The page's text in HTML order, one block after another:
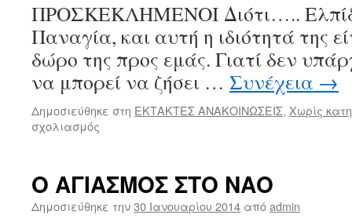
ΠΡΟΣΚΕΚΛΗΜΕΝΟΙ Διότι…..
Παναγία, και αυτή η ιδιότητά της
δώρο της προς εμάς. Γιατί δεν
να μπορεί να ζήσει … Συνέχεια →
Δημοσιεύθηκε στη ΕΚΤΑΚΤΕΣ ΑΝΑΚΟΙΝΩΣΕΙΣ, Χωρίς
σχολιασμός
ΑΣΤΕΝ
ΣΑΒΒΑΤΟ
Ο ΑΓΙΑΣΜΟΣ ΣΤΟ ΝΑΟ
Δημοσιεύθηκε την30 Ιανουαρίου 2014 απόadmin